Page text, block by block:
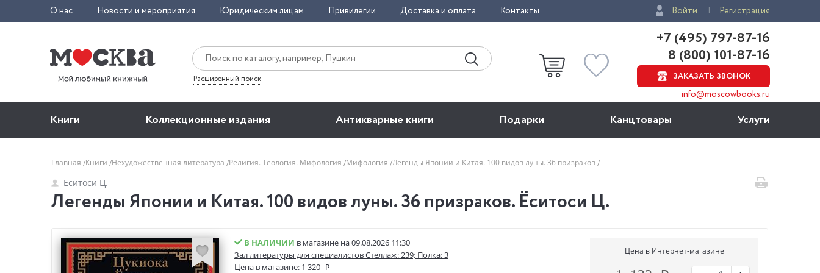
О нас Новости и мероприятия Юридическим лицам Привилегии Доставка и оплата Контакты Войти Регистрация
Расширенный поиск
+7 (495) 797-87-16
8 (800) 101-87-16
ЗАКАЗАТЬ ЗВОНОК
info@moscowbooks.ru
Книги Коллекционные издания Антикварные книги Подарки Канцтовары Услуги
Главная Книги Нехудожественная литература Религия. Теология. Мифология Мифология Легенды Японии и Китая. 100 видов луны. 36 призраков
Ёситоси Ц.
Легенды Японии и Китая. 100 видов луны. 36 призраков. Ёситоси Ц.
В НАЛИЧИИ в магазине на 09.08.2026 11:30
Зал литературы для специалистов Стеллаж: 239; Полка: 3
Цена в магазине: 1 320
Цена в Интернет-магазине